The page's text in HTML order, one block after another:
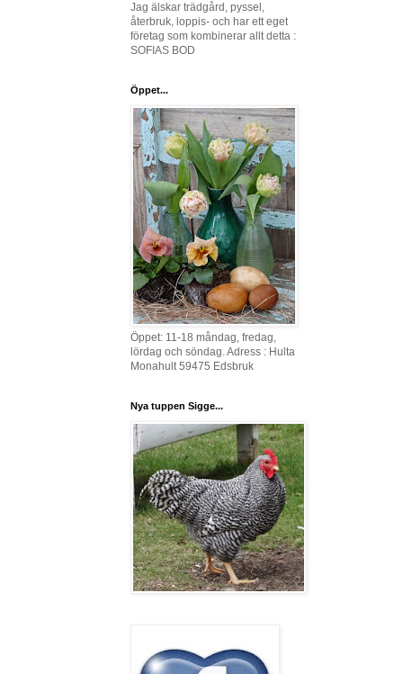
Jag älskar trädgård, pyssel,
återbruk, loppis- och har ett eget
företag som kombinerar allt detta :
SOFIAS BOD
Öppet...
Öppet: 11-18 måndag, fredag,
lördag och söndag. Adress : Hulta
Monahult 59475 Edsbruk
Nya tuppen Sigge...